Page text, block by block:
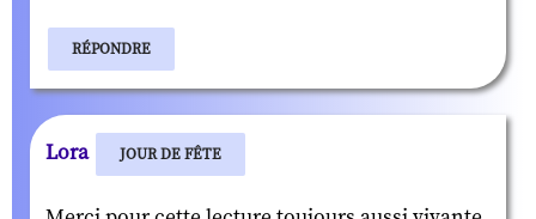
RÉPONDRE
Lora JOUR DE FÊTE